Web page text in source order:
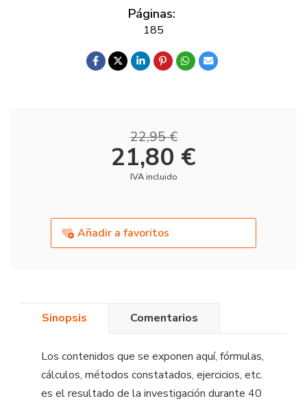
Páginas:
185
22,95 €
21,80 €
IVA incluido
Añadir a favoritos
Sinopsis Comentarios
Los contenidos que se exponen aquí, fórmulas,
cálculos, métodos constatados, ejercicios, etc.
es el resultado de la investigación durante 40